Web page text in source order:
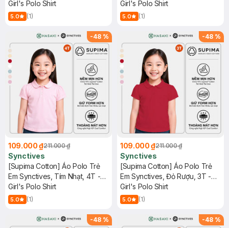
CGPO01
Girl's Polo Shirt
5.0 (1)
CGPO01
Girl's Polo Shirt
5.0 (1)
-48 %
109.000 ₫211.000 ₫
Synctives
[Supima Cotton] Áo Polo Trẻ
Em Synctives, Tím Nhạt, 4T -
CGPO01
Girl's Polo Shirt
5.0 (1)
-48 %
109.000 ₫211.000 ₫
Synctives
[Supima Cotton] Áo Polo Trẻ
Em Synctives, Đỏ Rượu, 3T -
CGPO01
Girl's Polo Shirt
5.0 (1)
-48 % -48 %